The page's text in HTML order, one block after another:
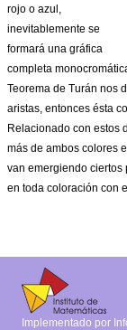
rojo o azul,
inevitablemente se
formará una gráfica
completa
Teorema de Turán nos
aristas, entonces ésta
Relacionado con estos
más de ambos colores
van emergiendo ciertos
en toda coloración con
Implementado por